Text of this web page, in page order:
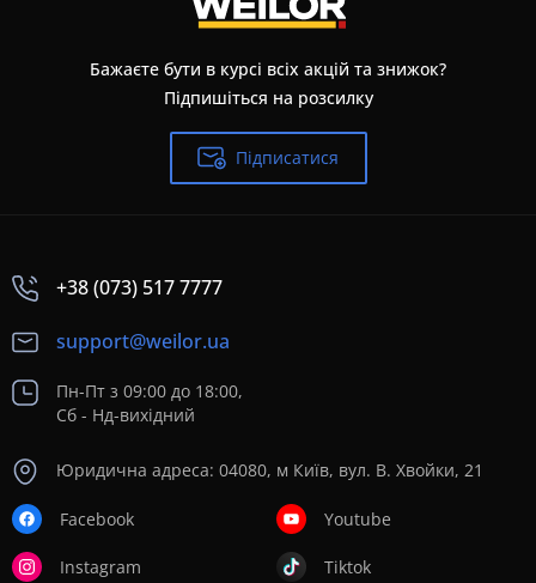
Бажаєте бути в курсі всіх акцій та знижок?
Підпишіться на розсилку
Підписатися
+38 (073) 517 7777
support@weilor.ua
Пн-Пт з 09:00 до 18:00,
Сб - Нд-вихідний
Юридична адреса: 04080, м Київ, вул. В. Хвойки, 21
Facebook
Instagram
Youtube
Tiktok